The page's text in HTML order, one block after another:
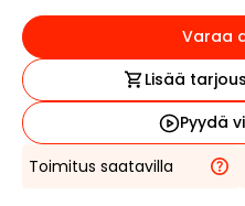
Varaa
Lisää
Pyydä
Toimitus saatavilla